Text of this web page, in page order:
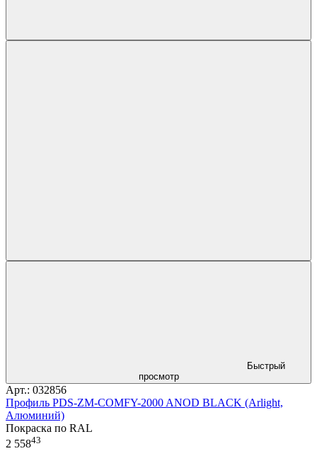
Быстрый
просмотр
Арт.: 032856
Профиль PDS-ZM-COMFY-2000 ANOD BLACK (Arlight,
Алюминий)
Покраска по RAL
2 55843